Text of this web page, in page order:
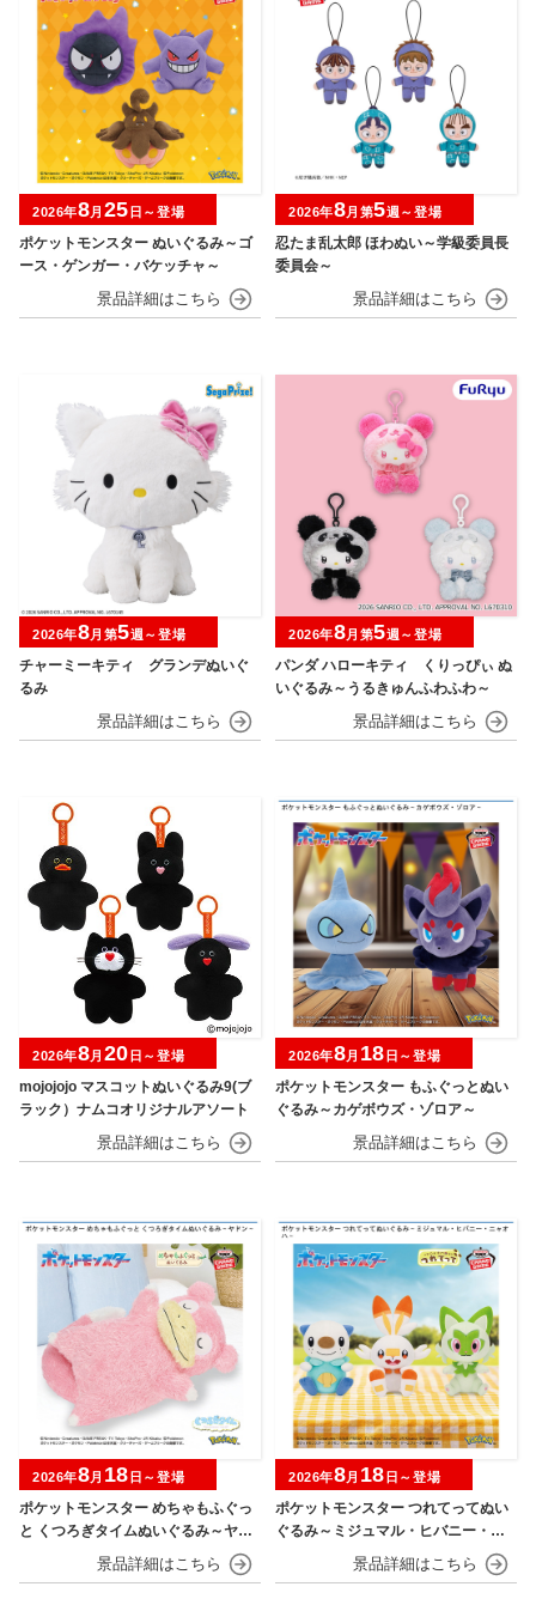
ポケットモンスター ぬいぐるみ～ゴ
ース・ゲンガー・バケッチャ～
2026年8月 25 日～登場
忍たま乱太郎 ほわぬい～学級委員長
委員会～
2026年8月第5週～登場
チャーミーキティ グランデぬいぐ
るみ
2026年8月第5週～登場
パンダ ハローキティ くりっぴぃ ぬ
いぐるみ～うるきゅんふわふわ～
2026年8月第5週～登場
mojojojo マスコットぬいぐるみ9(ブ
ラック）ナムコオリジナルアソート
2026年8月 20 日～登場
ポケットモンスター もふぐっとぬい
ぐるみ～カゲボウズ・ゾロア～
2026年8月 18 日～登場
ポケットモンスター めちゃもふぐっ
と くつろぎタイムぬいぐるみ～ヤド
2026年8月 18 日～登場
ポケットモンスター つれてってぬい
ぐるみ～ミジュマル・ヒバニー・ニ
2026年8月 18 日～登場